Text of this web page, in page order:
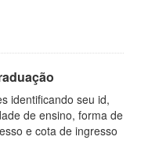
identificando seu id,
de ensino, forma de
e cota de ingresso